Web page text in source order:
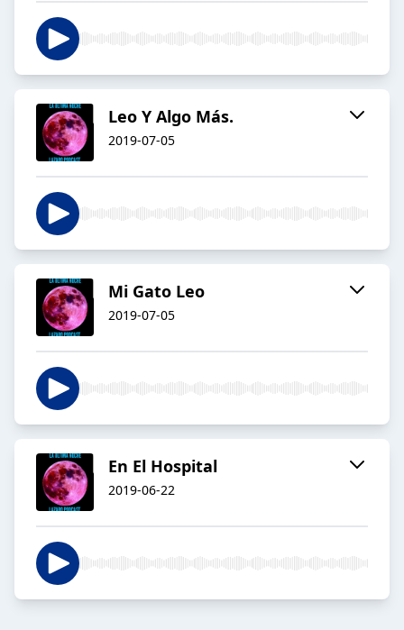
Leo Y Algo Más.
2019-07-05
Mi Gato Leo
2019-07-05
En El Hospital
2019-06-22